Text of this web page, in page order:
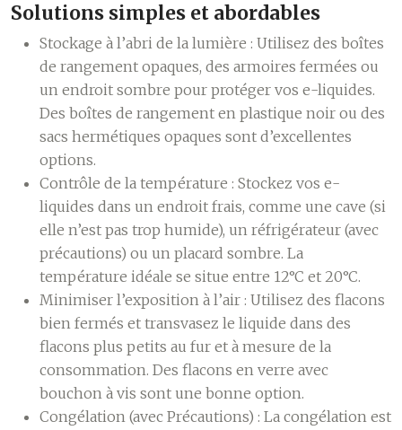
Solutions simples et abordables
Stockage à l’abri de la lumière : Utilisez des boîtes
de rangement opaques, des armoires fermées ou
un endroit sombre pour protéger vos e-liquides.
Des boîtes de rangement en plastique noir ou des
sacs hermétiques opaques sont d’excellentes
options.
Contrôle de la température : Stockez vos e-
liquides dans un endroit frais, comme une cave (si
elle n’est pas trop humide), un réfrigérateur (avec
précautions) ou un placard sombre. La
température idéale se situe entre 12°C et 20°C.
Minimiser l’exposition à l’air : Utilisez des flacons
bien fermés et transvasez le liquide dans des
flacons plus petits au fur et à mesure de la
consommation. Des flacons en verre avec
bouchon à vis sont une bonne option.
Congélation (avec Précautions) : La congélation est